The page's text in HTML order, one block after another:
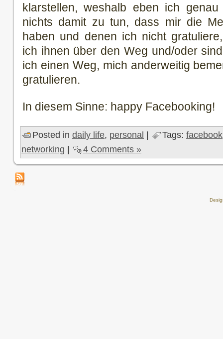
klarstellen, weshalb eben ich
nichts damit zu tun, dass mir die
haben und denen ich nicht
ich ihnen über den Weg und/oder
ich einen Weg, mich anderweitig
gratulieren.
In diesem Sinne: happy Facebooking!
Posted in daily life, personal Tags: facebook
networking
4 Comments »